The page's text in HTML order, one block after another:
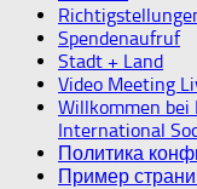
Spendenaufruf
Stadt + Land
Video Meeting
Willkommen bei
International
Политика
Пример